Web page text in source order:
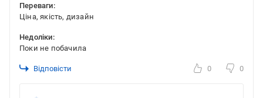
Переваги:
Ціна, якість, дизайн
Недоліки:
Поки не побачила
Відповісти 0 0